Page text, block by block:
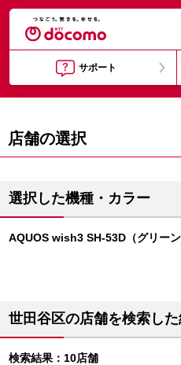
サポート
店舗の選択
選択した機種・カラー
AQUOS wish3 SH-53D（グリーン
世田谷区の店舗を検索し
検索結果：10店舗